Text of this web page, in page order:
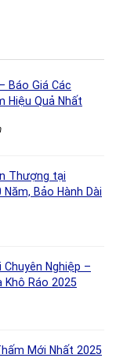
Báo Giá Các
Hiệu Quả Nhất
Thượng tại
Bảo Hành Dài
Nghiệp –
Khô Ráo 2025
Mới Nhất 2025